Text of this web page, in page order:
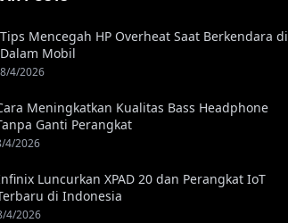
Tips Mencegah HP Overheat Saat Berkendara di
Dalam Mobil
8/4/2026
Meningkatkan Kualitas Bass Headphone
Ganti Perangkat
4/2026
Luncurkan XPAD 20 dan Perangkat IoT
di Indonesia
4/2026